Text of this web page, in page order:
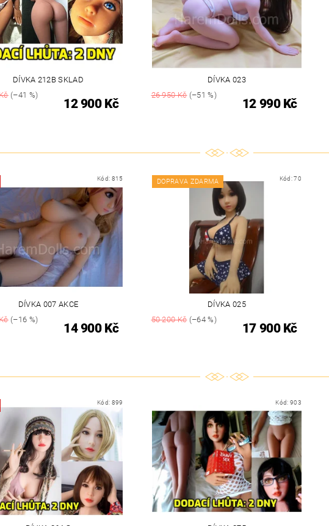
DÍVKA 212B SKLAD
(–41 %)
12 900 Kč
DÍVKA 023
26 950 Kč(–51 %)
12 990 Kč
Kód: 815
DÍVKA 007 AKCE
(–16 %)
14 900 Kč
DOPRAVA ZDARMA Kód:70
DÍVKA 025
50 200 Kč(–64 %)
17 900 Kč
Kód: 899 Kód:903